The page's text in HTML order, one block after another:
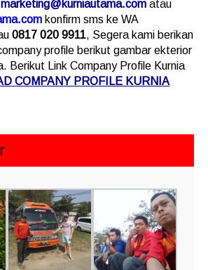
marketing@kurniautama.com atau
konfirm sms ke WA
0817 020 9911, Segera kami berikan
profile berikut gambar ekterior
Berikut Link Company Profile Kurnia
COMPANY PROFILE KURNIA